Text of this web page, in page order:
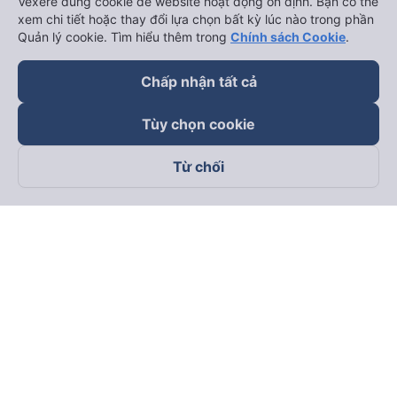
Theo dõi chúng tôi trên
xem chi tiết hoặc thay đổi lựa chọn bất kỳ lúc nào trong phần
Quản lý cookie. Tìm hiểu thêm trong Chính sách Cookie.
Chấp nhận tất cả
Tùy chọn cookie
Từ chối